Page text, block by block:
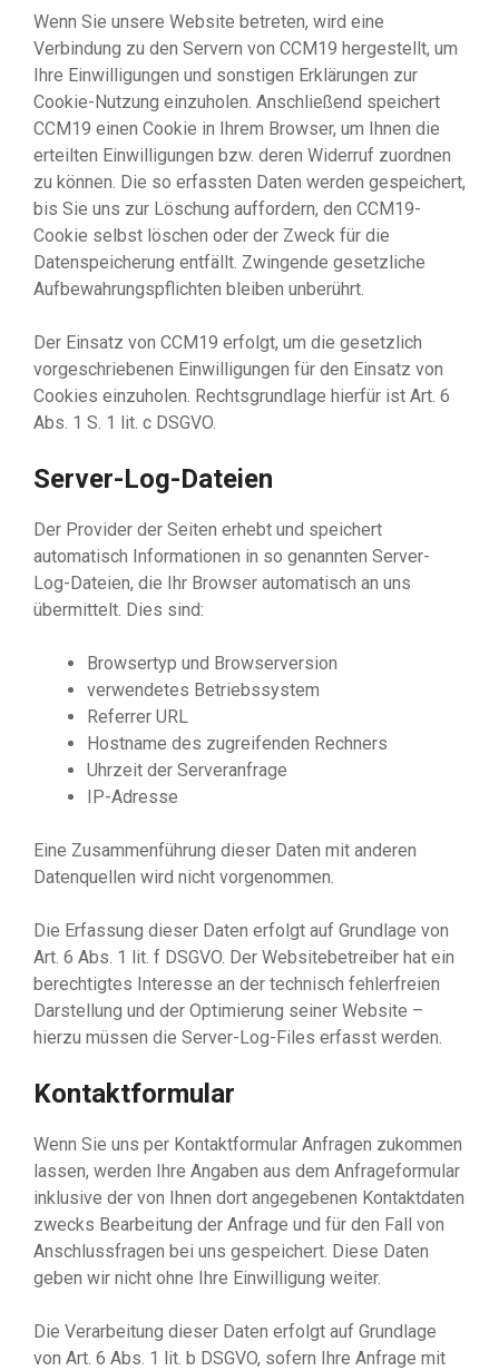
Wenn Sie unsere Website betreten, wird eine
Verbindung zu den Servern von CCM19 hergestellt, um
Ihre Einwilligungen und sonstigen Erklärungen zur
Cookie-Nutzung einzuholen. Anschließend speichert
CCM19 einen Cookie in Ihrem Browser, um Ihnen die
erteilten Einwilligungen bzw. deren Widerruf zuordnen
zu können. Die so erfassten Daten werden gespeichert,
bis Sie uns zur Löschung auffordern, den CCM19-
Cookie selbst löschen oder der Zweck für die
Datenspeicherung entfällt. Zwingende gesetzliche
Aufbewahrungspflichten bleiben unberührt.
Der Einsatz von CCM19 erfolgt, um die gesetzlich
vorgeschriebenen Einwilligungen für den Einsatz von
Cookies einzuholen. Rechtsgrundlage hierfür ist Art. 6
Abs. 1 S. 1 lit. c DSGVO.
Server-Log-Dateien
Der Provider der Seiten erhebt und speichert
automatisch Informationen in so genannten Server-
Log-Dateien, die Ihr Browser automatisch an uns
übermittelt. Dies sind:
Browsertyp und Browserversion
verwendetes Betriebssystem
Referrer URL
Hostname des zugreifenden Rechners
Uhrzeit der Serveranfrage
IP-Adresse
Eine Zusammenführung dieser Daten mit anderen
Datenquellen wird nicht vorgenommen.
Die Erfassung dieser Daten erfolgt auf Grundlage von
Art. 6 Abs. 1 lit. f DSGVO. Der Websitebetreiber hat ein
berechtigtes Interesse an der technisch fehlerfreien
Darstellung und der Optimierung seiner Website –
hierzu müssen die Server-Log-Files erfasst werden.
Kontaktformular
Wenn Sie uns per Kontaktformular Anfragen zukommen
lassen, werden Ihre Angaben aus dem Anfrageformular
inklusive der von Ihnen dort angegebenen Kontaktdaten
zwecks Bearbeitung der Anfrage und für den Fall von
Anschlussfragen bei uns gespeichert. Diese Daten
geben wir nicht ohne Ihre Einwilligung weiter.
Die Verarbeitung dieser Daten erfolgt auf Grundlage
von Art. 6 Abs. 1 lit. b DSGVO, sofern Ihre Anfrage mit